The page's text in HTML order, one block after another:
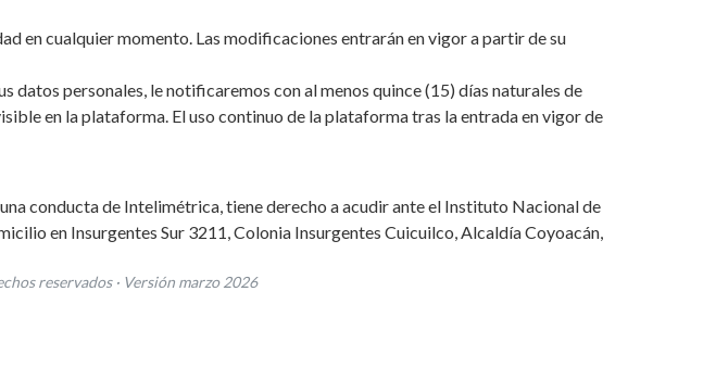
en cualquier momento. Las modificaciones entrarán en vigor a partir de su
personales, le notificaremos con al menos quince (15) días naturales de
en la plataforma. El uso continuo de la plataforma tras la entrada en vigor de
conducta de Intelimétrica, tiene derecho a acudir ante el Instituto Nacional de
en Insurgentes Sur 3211, Colonia Insurgentes Cuicuilco, Alcaldía Coyoacán,
reservados · Versión marzo 2026